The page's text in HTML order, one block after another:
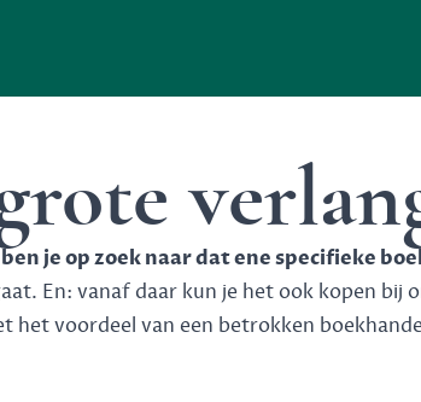
je op zoek naar dat ene specifieke
En: vanaf daar kun je het ook kopen bij
voordeel van een betrokken